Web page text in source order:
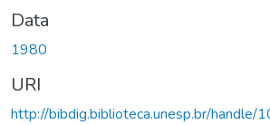
Data
1980
URI
http://bibdig.biblioteca.unesp.br/handle/